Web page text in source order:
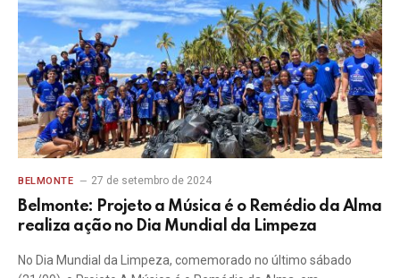
BELMONTE 27 de setembro de 2024
Belmonte: Projeto a Música é o Remédio da Alma
realiza ação no Dia Mundial da Limpeza
No Dia Mundial da Limpeza, comemorado no último sábado